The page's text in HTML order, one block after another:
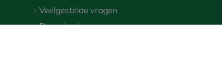
Veelgestelde vragen
Downloads